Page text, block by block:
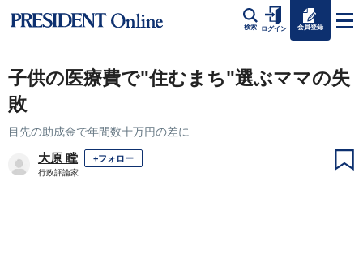
検索 ログイン 会員登録
子供の医療費で"住むまち"選ぶママの失
敗
目先の助成金で年間数十万円の差に
大原 瞠 +フォロー
行政評論家